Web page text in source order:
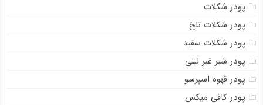
پودر شکلات
پودر شکلات تلخ
پودر شکلات سفید
پودر شیر غیر لبنی
پودر قهوه اسپرسو
پودر کافی میکس